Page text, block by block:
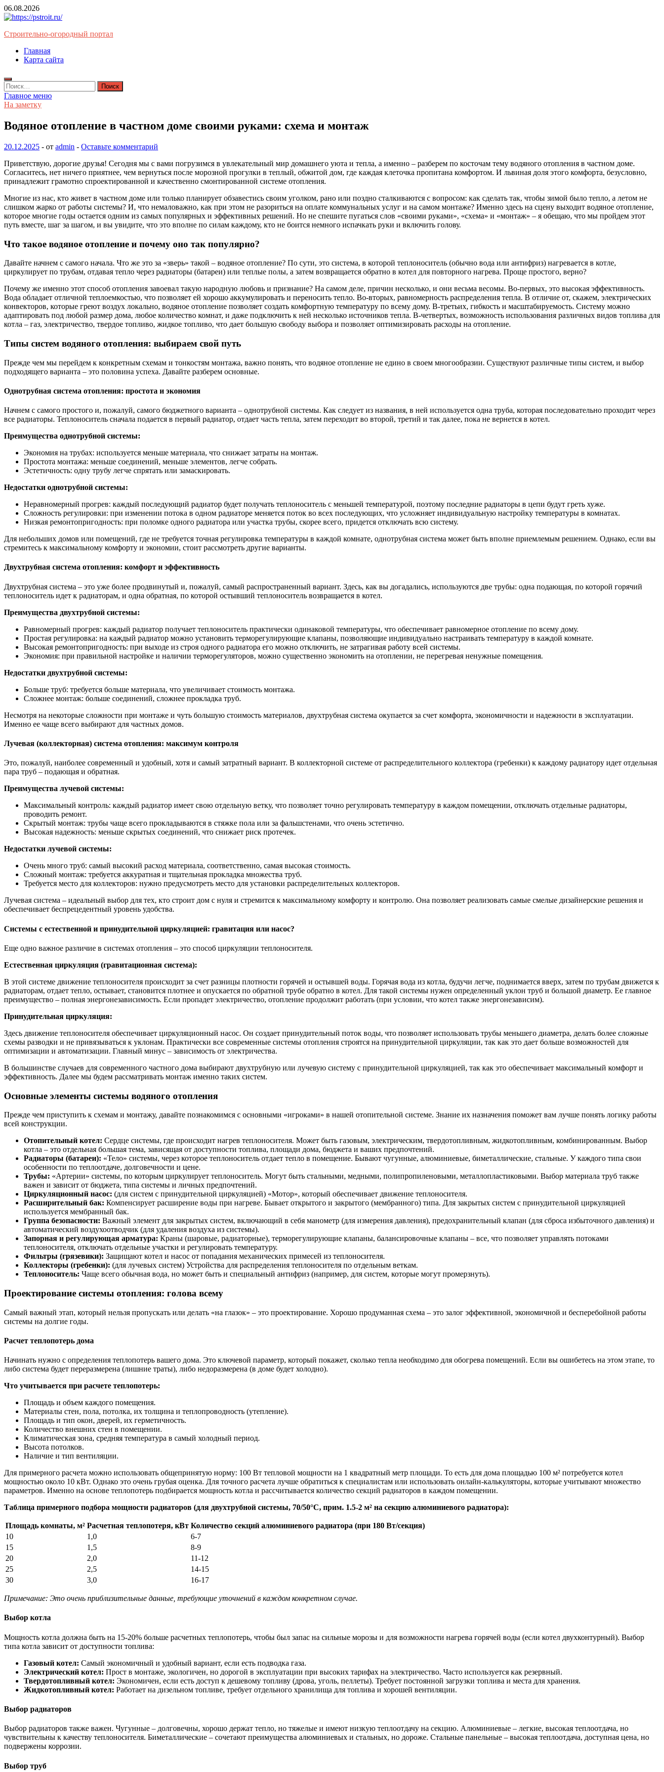
Перейти
к
06.08.2026
Строительно-огородный портал
Главная
Карта сайта
Найти:
Главное меню
На заметку
Водяное отопление в частном доме своими руками: схема и монтаж
20.12.2025 - от admin - Оставьте комментарий
Приветствую, дорогие друзья! Сегодня мы с вами погрузимся в увлекательный мир домашнего уюта и тепла, а именно – разберем по косточам тему водяного отопления в частном доме.
Согласитесь, нет ничего приятнее, чем вернуться после морозной прогулки в теплый, обжитой дом, где каждая клеточка пропитана комфортом. И львиная доля этого комфорта, безусловно,
принадлежит грамотно спроектированной и качественно смонтированной системе отопления.
Многие из нас, кто живет в частном доме или только планирует обзавестись своим уголком, рано или поздно сталкиваются с вопросом: как сделать так, чтобы зимой было тепло, а летом не
слишком жарко от работы системы? И, что немаловажно, как при этом не разориться на оплате коммунальных услуг и на самом монтаже? Именно здесь на сцену выходит водяное отопление,
которое многие годы остается одним из самых популярных и эффективных решений. Но не спешите пугаться слов «своими руками», «схема» и «монтаж» – я обещаю, что мы пройдем этот
путь вместе, шаг за шагом, и вы увидите, что это вполне по силам каждому, кто не боится немного испачкать руки и включить голову.
Что такое водяное отопление и почему оно так популярно?
Давайте начнем с самого начала. Что же это за «зверь» такой – водяное отопление? По сути, это система, в которой теплоноситель (обычно вода или антифриз) нагревается в котле,
циркулирует по трубам, отдавая тепло через радиаторы (батареи) или теплые полы, а затем возвращается обратно в котел для повторного нагрева. Проще простого, верно?
Почему же именно этот способ отопления завоевал такую народную любовь и признание? На самом деле, причин несколько, и они весьма весомы. Во-первых, это высокая эффективность.
Вода обладает отличной теплоемкостью, что позволяет ей хорошо аккумулировать и переносить тепло. Во-вторых, равномерность распределения тепла. В отличие от, скажем, электрических
конвекторов, которые греют воздух локально, водяное отопление позволяет создать комфортную температуру по всему дому. В-третьих, гибкость и масштабируемость. Систему можно
адаптировать под любой размер дома, любое количество комнат, и даже подключить к ней несколько источников тепла. В-четвертых, возможность использования различных видов топлива для
котла – газ, электричество, твердое топливо, жидкое топливо, что дает большую свободу выбора и позволяет оптимизировать расходы на отопление.
Типы систем водяного отопления: выбираем свой путь
Прежде чем мы перейдем к конкретным схемам и тонкостям монтажа, важно понять, что водяное отопление не едино в своем многообразии. Существуют различные типы систем, и выбор
подходящего варианта – это половина успеха. Давайте разберем основные.
Однотрубная система отопления: простота и экономия
Начнем с самого простого и, пожалуй, самого бюджетного варианта – однотрубной системы. Как следует из названия, в ней используется одна труба, которая последовательно проходит через
все радиаторы. Теплоноситель сначала подается в первый радиатор, отдает часть тепла, затем переходит во второй, третий и так далее, пока не вернется в котел.
Преимущества однотрубной системы:
Экономия на трубах: используется меньше материала, что снижает затраты на монтаж.
Простота монтажа: меньше соединений, меньше элементов, легче собрать.
Эстетичность: одну трубу легче спрятать или замаскировать.
Недостатки однотрубной системы:
Неравномерный прогрев: каждый последующий радиатор будет получать теплоноситель с меньшей температурой, поэтому последние радиаторы в цепи будут греть хуже.
Сложность регулировки: при изменении потока в одном радиаторе меняется поток во всех последующих, что усложняет индивидуальную настройку температуры в комнатах.
Низкая ремонтопригодность: при поломке одного радиатора или участка трубы, скорее всего, придется отключать всю систему.
Для небольших домов или помещений, где не требуется точная регулировка температуры в каждой комнате, однотрубная система может быть вполне приемлемым решением. Однако, если вы
стремитесь к максимальному комфорту и экономии, стоит рассмотреть другие варианты.
Двухтрубная система отопления: комфорт и эффективность
Двухтрубная система – это уже более продвинутый и, пожалуй, самый распространенный вариант. Здесь, как вы догадались, используются две трубы: одна подающая, по которой горячий
теплоноситель идет к радиаторам, и одна обратная, по которой остывший теплоноситель возвращается в котел.
Преимущества двухтрубной системы:
Равномерный прогрев: каждый радиатор получает теплоноситель практически одинаковой температуры, что обеспечивает равномерное отопление по всему дому.
Простая регулировка: на каждый радиатор можно установить терморегулирующие клапаны, позволяющие индивидуально настраивать температуру в каждой комнате.
Высокая ремонтопригодность: при выходе из строя одного радиатора его можно отключить, не затрагивая работу всей системы.
Экономия: при правильной настройке и наличии терморегуляторов, можно существенно экономить на отоплении, не перегревая ненужные помещения.
Недостатки двухтрубной системы:
Больше труб: требуется больше материала, что увеличивает стоимость монтажа.
Сложнее монтаж: больше соединений, сложнее прокладка труб.
Несмотря на некоторые сложности при монтаже и чуть большую стоимость материалов, двухтрубная система окупается за счет комфорта, экономичности и надежности в эксплуатации.
Именно ее чаще всего выбирают для частных домов.
Лучевая (коллекторная) система отопления: максимум контроля
Это, пожалуй, наиболее современный и удобный, хотя и самый затратный вариант. В коллекторной системе от распределительного коллектора (гребенки) к каждому радиатору идет отдельная
пара труб – подающая и обратная.
Преимущества лучевой системы:
Максимальный контроль: каждый радиатор имеет свою отдельную ветку, что позволяет точно регулировать температуру в каждом помещении, отключать отдельные радиаторы,
проводить ремонт.
Скрытый монтаж: трубы чаще всего прокладываются в стяжке пола или за фальшстенами, что очень эстетично.
Высокая надежность: меньше скрытых соединений, что снижает риск протечек.
Недостатки лучевой системы:
Очень много труб: самый высокий расход материала, соответственно, самая высокая стоимость.
Сложный монтаж: требуется аккуратная и тщательная прокладка множества труб.
Требуется место для коллекторов: нужно предусмотреть место для установки распределительных коллекторов.
Лучевая система – идеальный выбор для тех, кто строит дом с нуля и стремится к максимальному комфорту и контролю. Она позволяет реализовать самые смелые дизайнерские решения и
обеспечивает беспрецедентный уровень удобства.
Системы с естественной и принудительной циркуляцией: гравитация или насос?
Еще одно важное различие в системах отопления – это способ циркуляции теплоносителя.
Естественная циркуляция (гравитационная система):
В этой системе движение теплоносителя происходит за счет разницы плотности горячей и остывшей воды. Горячая вода из котла, будучи легче, поднимается вверх, затем по трубам движется к
радиаторам, отдает тепло, остывает, становится плотнее и опускается по обратной трубе обратно в котел. Для такой системы нужен определенный уклон труб и большой диаметр. Ее главное
преимущество – полная энергонезависимость. Если пропадет электричество, отопление продолжит работать (при условии, что котел также энергонезависим).
Принудительная циркуляция:
Здесь движение теплоносителя обеспечивает циркуляционный насос. Он создает принудительный поток воды, что позволяет использовать трубы меньшего диаметра, делать более сложные
схемы разводки и не привязываться к уклонам. Практически все современные системы отопления строятся на принудительной циркуляции, так как это дает больше возможностей для
оптимизации и автоматизации. Главный минус – зависимость от электричества.
В большинстве случаев для современного частного дома выбирают двухтрубную или лучевую систему с принудительной циркуляцией, так как это обеспечивает максимальный комфорт и
эффективность. Далее мы будем рассматривать монтаж именно таких систем.
Основные элементы системы водяного отопления
Прежде чем приступить к схемам и монтажу, давайте познакомимся с основными «игроками» в нашей отопительной системе. Знание их назначения поможет вам лучше понять логику работы
всей конструкции.
Отопительный котел: Сердце системы, где происходит нагрев теплоносителя. Может быть газовым, электрическим, твердотопливным, жидкотопливным, комбинированным. Выбор
котла – это отдельная большая тема, зависящая от доступности топлива, площади дома, бюджета и ваших предпочтений.
Радиаторы (батареи): «Тело» системы, через которое теплоноситель отдает тепло в помещение. Бывают чугунные, алюминиевые, биметаллические, стальные. У каждого типа свои
особенности по теплоотдаче, долговечности и цене.
Трубы: «Артерии» системы, по которым циркулирует теплоноситель. Могут быть стальными, медными, полипропиленовыми, металлопластиковыми. Выбор материала труб также
важен и зависит от бюджета, типа системы и личных предпочтений.
Циркуляционный насос: (для систем с принудительной циркуляцией) «Мотор», который обеспечивает движение теплоносителя.
Расширительный бак: Компенсирует расширение воды при нагреве. Бывает открытого и закрытого (мембранного) типа. Для закрытых систем с принудительной циркуляцией
используется мембранный бак.
Группа безопасности: Важный элемент для закрытых систем, включающий в себя манометр (для измерения давления), предохранительный клапан (для сброса избыточного давления) и
автоматический воздухоотводчик (для удаления воздуха из системы).
Запорная и регулирующая арматура: Краны (шаровые, радиаторные), терморегулирующие клапаны, балансировочные клапаны – все, что позволяет управлять потоками
теплоносителя, отключать отдельные участки и регулировать температуру.
Фильтры (грязевики): Защищают котел и насос от попадания механических примесей из теплоносителя.
Коллекторы (гребенки): (для лучевых систем) Устройства для распределения теплоносителя по отдельным веткам.
Теплоноситель: Чаще всего обычная вода, но может быть и специальный антифриз (например, для систем, которые могут промерзнуть).
Проектирование системы отопления: голова всему
Самый важный этап, который нельзя пропускать или делать «на глазок» – это проектирование. Хорошо продуманная схема – это залог эффективной, экономичной и бесперебойной работы
системы на долгие годы.
Расчет теплопотерь дома
Начинать нужно с определения теплопотерь вашего дома. Это ключевой параметр, который покажет, сколько тепла необходимо для обогрева помещений. Если вы ошибетесь на этом этапе, то
либо система будет переразмерена (лишние траты), либо недоразмерена (в доме будет холодно).
Что учитывается при расчете теплопотерь:
Площадь и объем каждого помещения.
Материалы стен, пола, потолка, их толщина и теплопроводность (утепление).
Площадь и тип окон, дверей, их герметичность.
Количество внешних стен в помещении.
Климатическая зона, средняя температура в самый холодный период.
Высота потолков.
Наличие и тип вентиляции.
Для примерного расчета можно использовать общепринятую норму: 100 Вт тепловой мощности на 1 квадратный метр площади. То есть для дома площадью 100 м² потребуется котел
мощностью около 10 кВт. Однако это очень грубая оценка. Для точного расчета лучше обратиться к специалистам или использовать онлайн-калькуляторы, которые учитывают множество
параметров. Именно на основе теплопотерь подбирается мощность котла и рассчитывается количество секций радиаторов в каждом помещении.
Таблица примерного подбора мощности радиаторов (для двухтрубной системы, 70/50°C, прим. 1.5-2 м² на секцию алюминиевого радиатора):
Площадь комнаты, м² Расчетная теплопотеря, кВт Количество секций алюминиевого радиатора (при 180 Вт/секция)
10
1,0
6-7
15
1,5
8-9
20
2,0
11-12
25
2,5
14-15
30
3,0 16-17
Примечание: Это очень приблизительные данные, требующие уточнений в каждом конкретном случае.
Выбор котла
Мощность котла должна быть на 15-20% больше расчетных теплопотерь, чтобы был запас на сильные морозы и для возможности нагрева горячей воды (если котел двухконтурный). Выбор
типа котла зависит от доступности топлива:
Газовый котел: Самый экономичный и удобный вариант, если есть подводка газа.
Электрический котел: Прост в монтаже, экологичен, но дорогой в эксплуатации при высоких тарифах на электричество. Часто используется как резервный.
Твердотопливный котел: Экономичен, если есть доступ к дешевому топливу (дрова, уголь, пеллеты). Требует постоянной загрузки топлива и места для хранения.
Жидкотопливный котел: Работает на дизельном топливе, требует отдельного хранилища для топлива и хорошей вентиляции.
Выбор радиаторов
Выбор радиаторов также важен. Чугунные – долговечны, хорошо держат тепло, но тяжелые и имеют низкую теплоотдачу на секцию. Алюминиевые – легкие, высокая теплоотдача, но
чувствительны к качеству теплоносителя. Биметаллические – сочетают преимущества алюминиевых и стальных, но дороже. Стальные панельные – высокая теплоотдача, доступная цена, но
подвержены коррозии.
Выбор труб